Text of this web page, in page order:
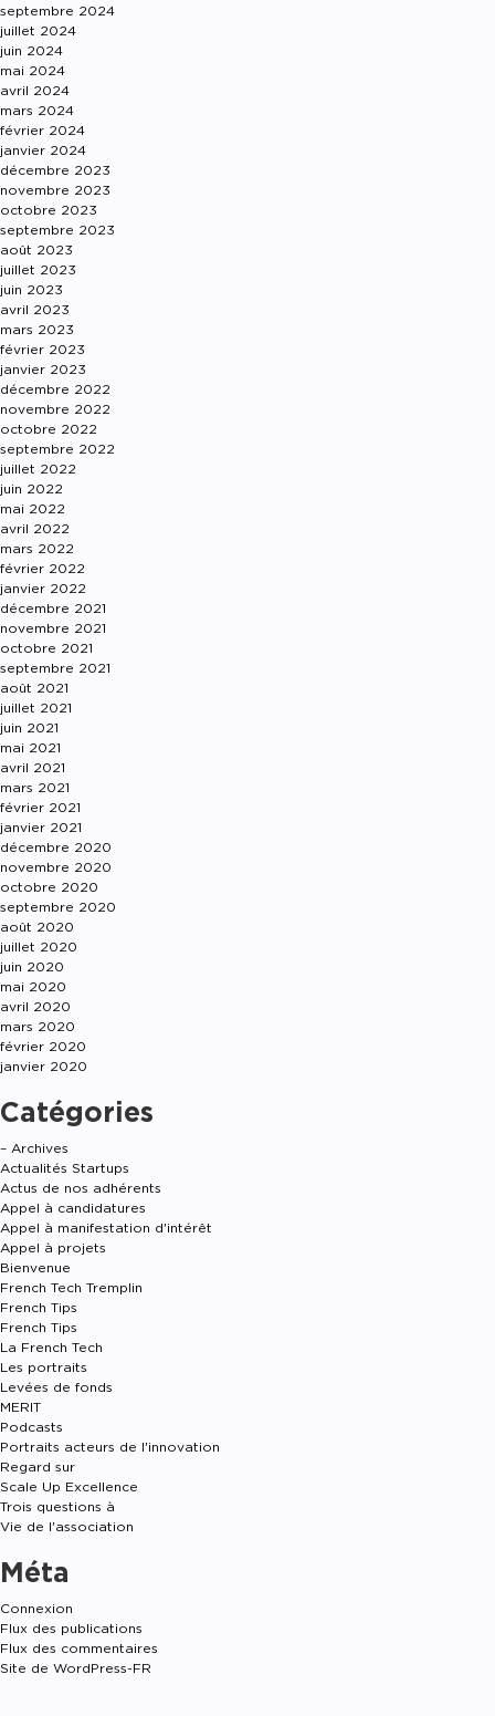
septembre 2024
juillet 2024
juin 2024
mai 2024
avril 2024
mars 2024
février 2024
janvier 2024
décembre 2023
novembre 2023
octobre 2023
septembre 2023
août 2023
juillet 2023
juin 2023
avril 2023
mars 2023
février 2023
janvier 2023
décembre 2022
novembre 2022
octobre 2022
septembre 2022
juillet 2022
juin 2022
mai 2022
avril 2022
mars 2022
février 2022
janvier 2022
décembre 2021
novembre 2021
octobre 2021
septembre 2021
août 2021
juillet 2021
juin 2021
mai 2021
avril 2021
mars 2021
février 2021
janvier 2021
décembre 2020
novembre 2020
octobre 2020
septembre 2020
août 2020
juillet 2020
juin 2020
mai 2020
avril 2020
mars 2020
février 2020
janvier 2020
Catégories
– Archives
Actualités Startups
Actus de nos adhérents
Appel à candidatures
Appel à manifestation d'intérêt
Appel à projets
Bienvenue
French Tech Tremplin
French Tips
French Tips
La French Tech
Les portraits
Levées de fonds
MERIT
Podcasts
Portraits acteurs de l'innovation
Regard sur
Scale Up Excellence
Trois questions à
Vie de l'association
Méta
Connexion
Flux des publications
Flux des commentaires
Site de WordPress-FR